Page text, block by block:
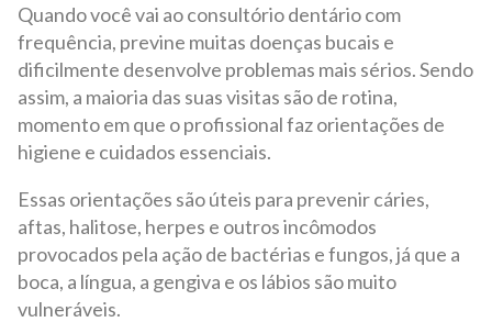
Quando você vai ao consultório dentário com
frequência, previne muitas doenças bucais e
dificilmente desenvolve problemas mais sérios. Sendo
assim, a maioria das suas visitas são de rotina,
momento em que o profissional faz orientações de
higiene e cuidados essenciais.
Essas orientações são úteis para prevenir cáries,
aftas, halitose, herpes e outros incômodos
provocados pela ação de bactérias e fungos, já que a
boca, a língua, a gengiva e os lábios são muito
vulneráveis.